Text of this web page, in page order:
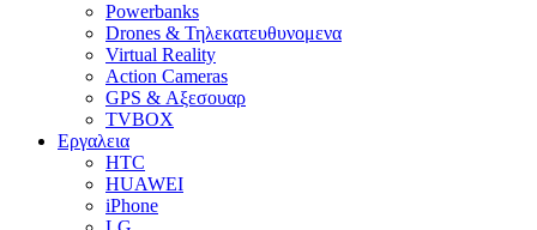
Powerbanks
Drones & Τηλεκατευθυνομενα
Virtual Reality
Action Cameras
GPS & Αξεσουαρ
TVBOX
Εργαλεια
HTC
HUAWEI
iPhone